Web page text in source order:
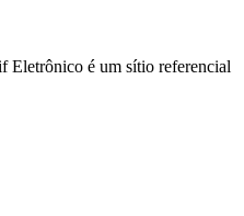
Eletrônico é um sítio referencial